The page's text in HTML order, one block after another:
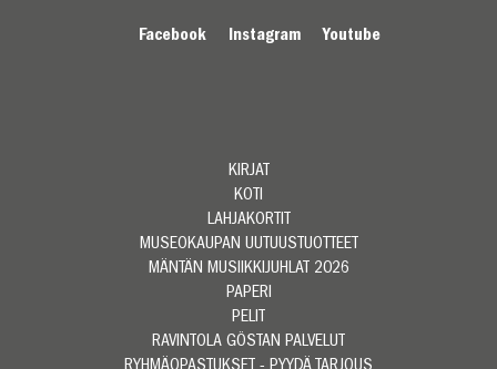
Facebook Instagram Youtube
KIRJAT
KOTI
LAHJAKORTIT
MUSEOKAUPAN UUTUUSTUOTTEET
MÄNTÄN MUSIIKKIJUHLAT 2026
PAPERI
PELIT
RAVINTOLA GÖSTAN PALVELUT
RYHMÄOPASTUKSET - PYYDÄ TARJOUS